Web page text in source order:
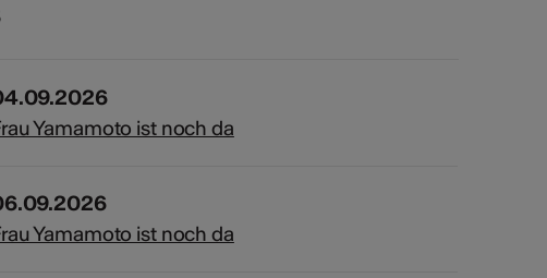
Yamamoto ist noch da
Yamamoto ist noch da